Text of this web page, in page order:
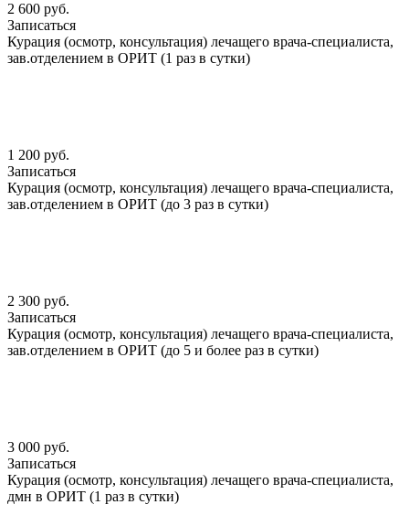
2 600 руб.
Записаться
Курация (осмотр, консультация) лечащего врача-специалиста,
зав.отделением в ОРИТ (1 раз в сутки)
1 200 руб.
Записаться
Курация (осмотр, консультация) лечащего врача-специалиста,
зав.отделением в ОРИТ (до 3 раз в сутки)
2 300 руб.
Записаться
Курация (осмотр, консультация) лечащего врача-специалиста,
зав.отделением в ОРИТ (до 5 и более раз в сутки)
3 000 руб.
Записаться
Курация (осмотр, консультация) лечащего врача-специалиста,
дмн в ОРИТ (1 раз в сутки)